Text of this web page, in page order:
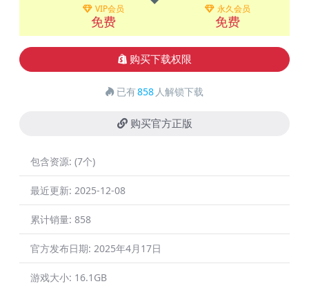
VIP会员
免费
永久会员
免费
购买下载权限
已有858 人解锁下载
购买官方正版
包含资源: (7个)
最近更新: 2025-12-08
累计销量: 858
官方发布日期: 2025年4月17日
游戏大小: 16.1GB